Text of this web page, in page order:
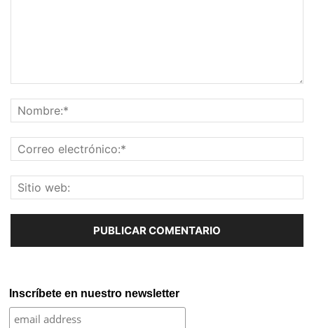
Inscríbete en nuestro newsletter